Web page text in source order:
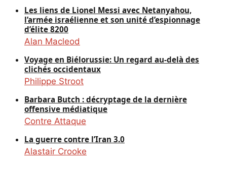
Les liens de Lionel Messi avec Netanyahou,
l’armée israélienne et son unité d’espionnage
d’élite 8200
Alan Macleod
Voyage en Biélorussie: Un regard au-delà des
clichés occidentaux
Philippe Stroot
Barbara Butch : décryptage de la dernière
offensive médiatique
Contre Attaque
La guerre contre l’Iran 3.0
Alastair Crooke